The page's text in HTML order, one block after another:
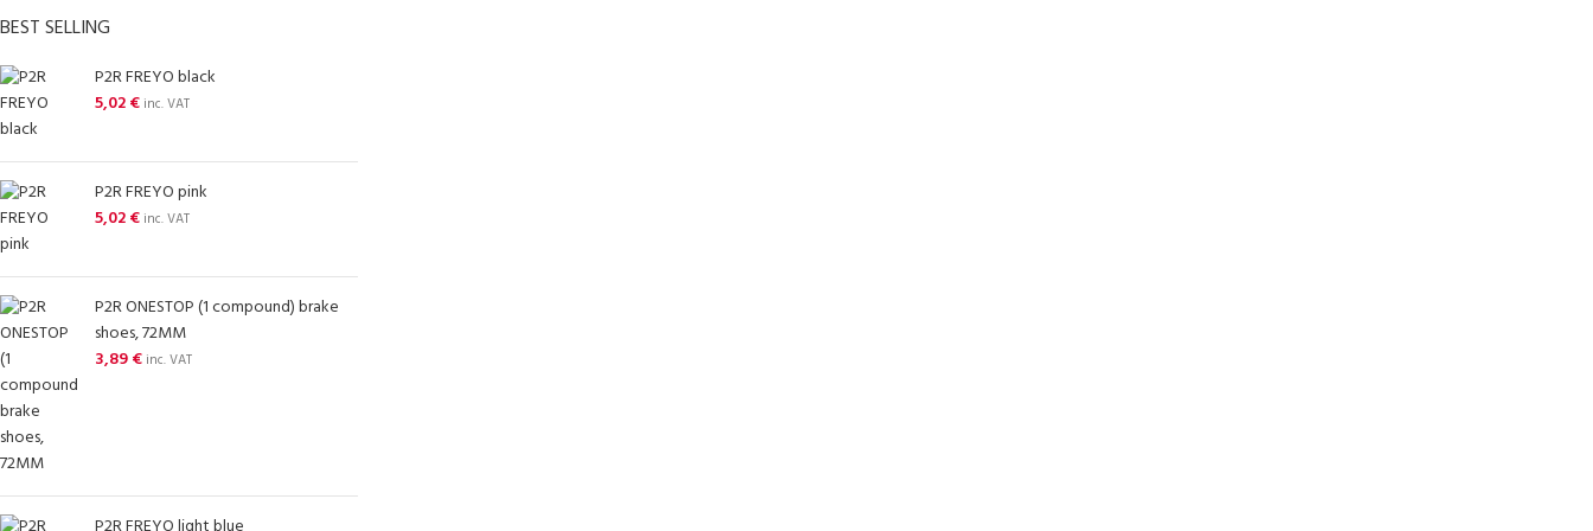
BEST SELLING
P2R FREYO black
5,02€ inc. VAT
P2R FREYO pink
5,02€ inc. VAT
P2R ONESTOP (1 compound) brake
shoes, 72MM
3,89€ inc. VAT